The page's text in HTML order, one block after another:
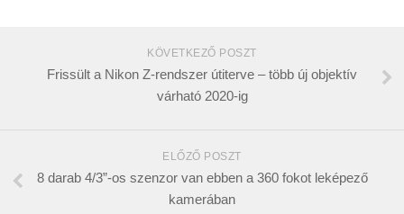
KÖVETKEZŐ POSZT
Frissült a Nikon Z-rendszer útiterve – több új objektív
várható 2020-ig
ELŐZŐ POSZT
8 darab 4/3”-os szenzor van ebben a 360 fokot leképező
kamerában